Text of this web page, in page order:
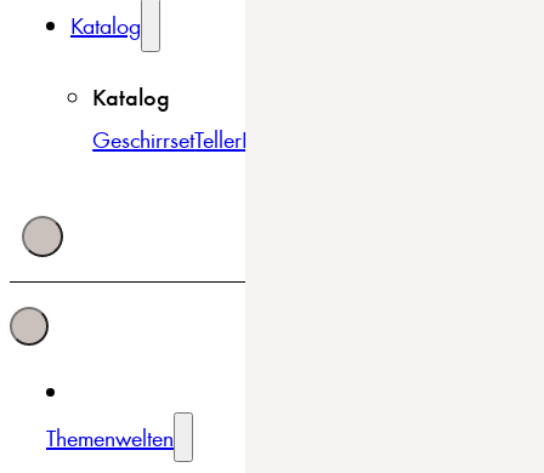
Katalog
Katalog
GeschirrsetTellerBowls & Schüsseln
Themenwelten